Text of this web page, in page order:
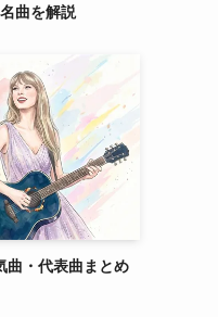
曲を解説
曲・代表曲まとめ